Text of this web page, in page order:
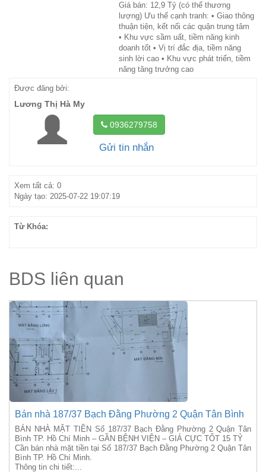
Giá bán: 12,9 Tỷ (có thể thương
lượng) Ưu thế cạnh tranh: • Giao thông
thuận tiện, kết nối các quận trung tâm
• Khu vực sầm uất, tiềm năng kinh
doanh tốt • Vị trí đắc địa, tiềm năng
sinh lời cao • Khu vực phát triển, tiềm
năng tăng trưởng cao
Được đăng bởi:
Lương Thị Hà My
0936279758
Gửi tin nhắn
Xem tất cả: 0
Ngày tạo: 2025-07-22 19:07:19
Từ Khóa:
BDS liên quan
Bán nhà 187/37 Bạch Đằng Phường 2 Quận Tân Bình
BÁN NHÀ MẶT TIỀN Số 187/37 Bạch Đằng Phường 2 Quận Tân
Bình TP. Hồ Chí Minh – GẦN BỆNH VIỆN – GIÁ CỰC TỐT 15 TỶ
Cần bán nhà mặt tiền tại Số 187/37 Bạch Đằng Phường 2 Quận Tân
Bình TP. Hồ Chí Minh.
Thông tin chi tiết:...